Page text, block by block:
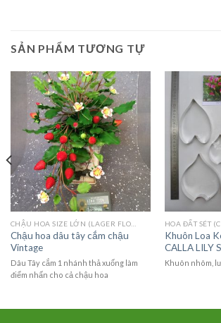
SẢN PHẨM TƯƠNG TỰ
Chậu hoa dâu tây cắm chậu
Vintage
Dâu Tây cắm 1 nhánh thả xuống làm
điểm nhấn cho cả chậu hoa
Khuôn Loa
CALLA LILY
Khuôn nhôm,